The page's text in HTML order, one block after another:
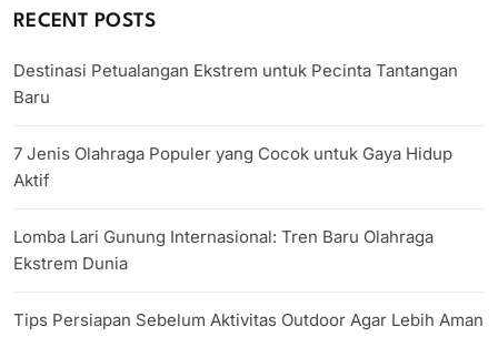
RECENT POSTS
Destinasi Petualangan Ekstrem untuk Pecinta Tantangan
Baru
7 Jenis Olahraga Populer yang Cocok untuk Gaya Hidup
Aktif
Lomba Lari Gunung Internasional: Tren Baru Olahraga
Ekstrem Dunia
Tips Persiapan Sebelum Aktivitas Outdoor Agar Lebih Aman